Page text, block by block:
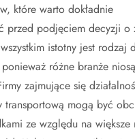
które warto dokładnie
przed podjęciem decyzji o
istotny jest rodzaj
różne branże
zajmujące się
transportową mogą być
ze względu na większe